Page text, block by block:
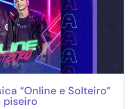
“Online e Solteiro”
piseiro